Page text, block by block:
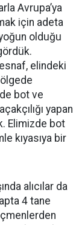
Avrupa’ya
için adeta
olduğu
elindeki
bot ve
yapan
Elimizde bot
kıyasıya bir
alıcılar da
4 tane